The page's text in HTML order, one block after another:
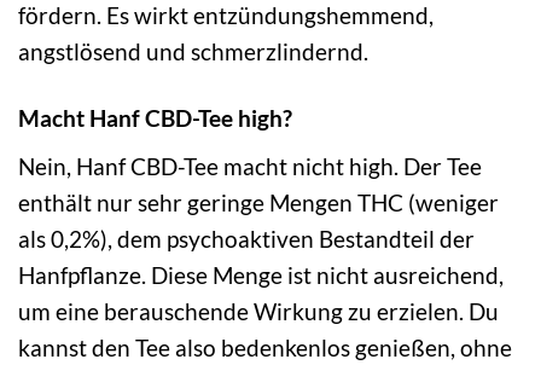
fördern. Es wirkt entzündungshemmend,
angstlösend und schmerzlindernd.
Macht Hanf CBD-Tee high?
Nein, Hanf CBD-Tee macht nicht high. Der Tee
enthält nur sehr geringe Mengen THC (weniger
als 0,2%), dem psychoaktiven Bestandteil der
Hanfpflanze. Diese Menge ist nicht ausreichend,
um eine berauschende Wirkung zu erzielen. Du
kannst den Tee also bedenkenlos genießen, ohne